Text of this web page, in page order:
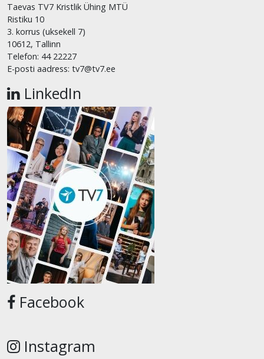
Taevas TV7 Kristlik Ühing MTÜ
Ristiku 10
3. korrus (uksekell 7)
10612, Tallinn
Telefon: 44 22227
E-posti aadress: tv7@tv7.ee
LinkedIn
Facebook
Instagram